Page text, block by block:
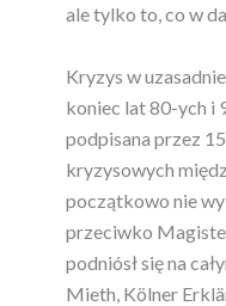
ale tylko to, co w
Kryzys w
koniec lat 80-ych i
podpisana przez
kryzysowych
początkowo nie
przeciwko
podniósł się na
Mieth, Kölner